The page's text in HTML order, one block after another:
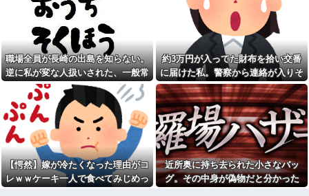
コトメ「遺産を返しなさ
い！」私「遺言どおりです
が？」→夫の遺産を巡る話し合
いが思わぬ展開になって…
俺(52)、女(28)との不倫が嫁に
発覚。離婚に応じたはずの嫁か
らエグすぎる攻撃が恐ろしすぎ
る
息子に『葵』と名付けたら、
初対面では必ず女の子だと思わ
れる。同じ名前でも避けられな
かった勘違いとは…
俺「ゲーム機どこ？」親「ち
ょっと借りたよ」→どうぶつの
森を開いた瞬間、村が大変なこ
とになっていて…
【画像】俺たちの姫、佳子さ
まのお気に入りのドレスがこち
元職場の要注意オバサン、引
っ越し先でご近所になり粘着開
始！！「どこまで送って！」か
ら始まり半年も経つと「お金貸
してくれない？」断ると翌日、
玄関前にゴミが置かれる
元職場の要注意オバサン、引
っ越し先でご近所になり粘着開
始！！「どこまで送って！」か
ら始まり半年も経つと「お金貸
してくれない？」断ると翌日、
玄関前にゴミが置かれる
お盆になると旦那の祖父母宅
に５泊くらいさせられる。旦那
は「行かなくていいよ」って言
うんだけどトメに誘われると断
れなくなってしまう
嫁「最近さ、家事に気持ちが
職場全員が長崎の出島を知らない。
逆に私が変な人扱いされた、一般常
識だと思ってたのに
約3万円が入ってた財布を拾い交番
に届けた私。警察から連絡が入りそ
の金が私のものになった結果...
【愕然】嫁が冷たくなった理由がコ
レｗｗケーキ一人で食べてみじめっ
近所奥に持ち去られた小さなバッ
グ。その中身が偽物だと分かった